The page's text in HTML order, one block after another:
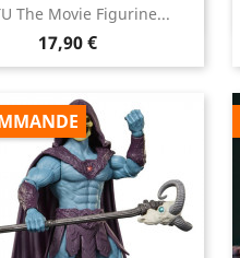
The Movie Figurine...
Prix
17,90 €
Aperçu rapide